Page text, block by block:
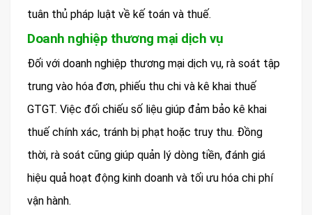
tuân thủ pháp luật về kế toán và thuế.
Doanh nghiệp thương mại dịch vụ
Đối với doanh nghiệp thương mại dịch vụ, rà soát tập
trung vào hóa đơn, phiếu thu chi và kê khai thuế
GTGT. Việc đối chiếu số liệu giúp đảm bảo kê khai
thuế chính xác, tránh bị phạt hoặc truy thu. Đồng
thời, rà soát cũng giúp quản lý dòng tiền, đánh giá
hiệu quả hoạt động kinh doanh và tối ưu hóa chi phí
vận hành.